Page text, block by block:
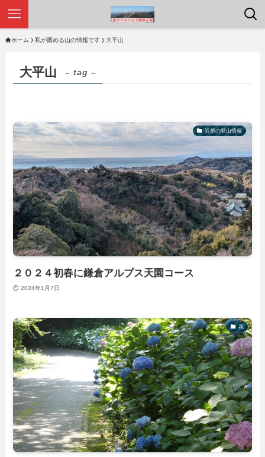
ホーム 私が薦める山の情報です 大平山
大平山 – tag –
近県の登山情報
２０２４初春に鎌倉アルプス天園コース
2024年1月7日
花